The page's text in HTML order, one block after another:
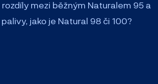
mezi běžným Naturalem 95 a
jako je Natural 98 či 100?